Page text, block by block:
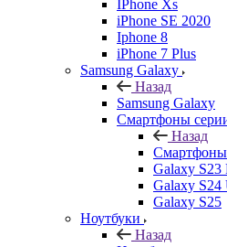
IPhone Xs
iPhone SE 2020
Iphone 8
iPhone 7 Plus
Samsung Galaxy
Назад
Samsung Galaxy
Смартфоны
Назад
Смартфоны
Galaxy S23
Galaxy S24
Galaxy S25
Ноутбуки
Назад